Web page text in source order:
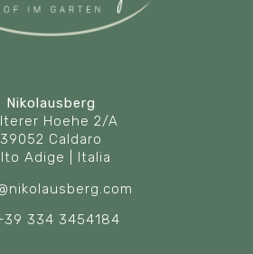
Nikolausberg
Hoehe 2/A
39052 Caldaro
Adige | Italia
334 3454184